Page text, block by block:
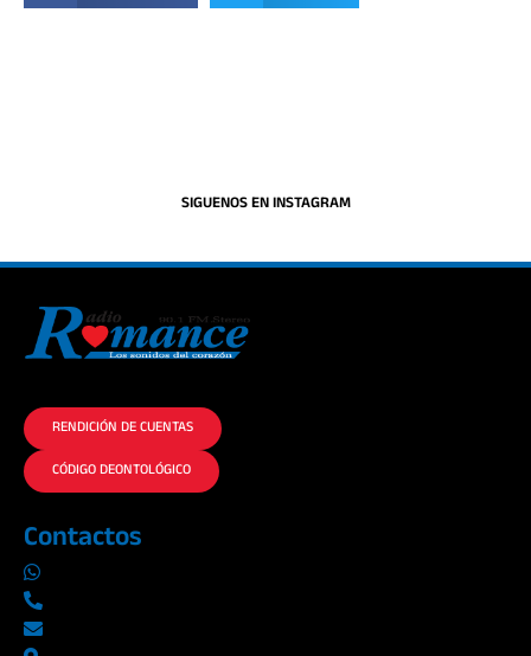
SIGUENOS EN INSTAGRAM
RENDICIÓN DE CUENTAS
CÓDIGO DEONTOLÓGICO
Contactos